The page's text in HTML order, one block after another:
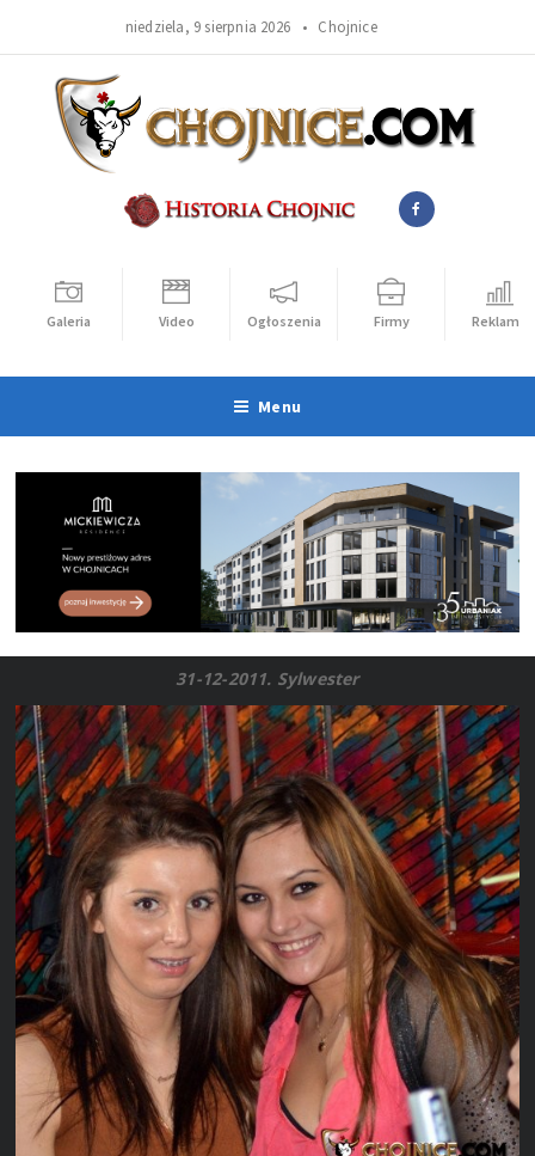
niedziela, 9 sierpnia 2026 • Chojnice
Galeria Video Ogłoszenia Firmy Reklama
Menu
31-12-2011. Sylwester